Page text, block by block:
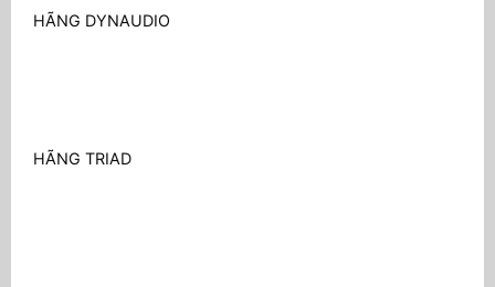
HÃNG DYNAUDIO
HÃNG TRIAD